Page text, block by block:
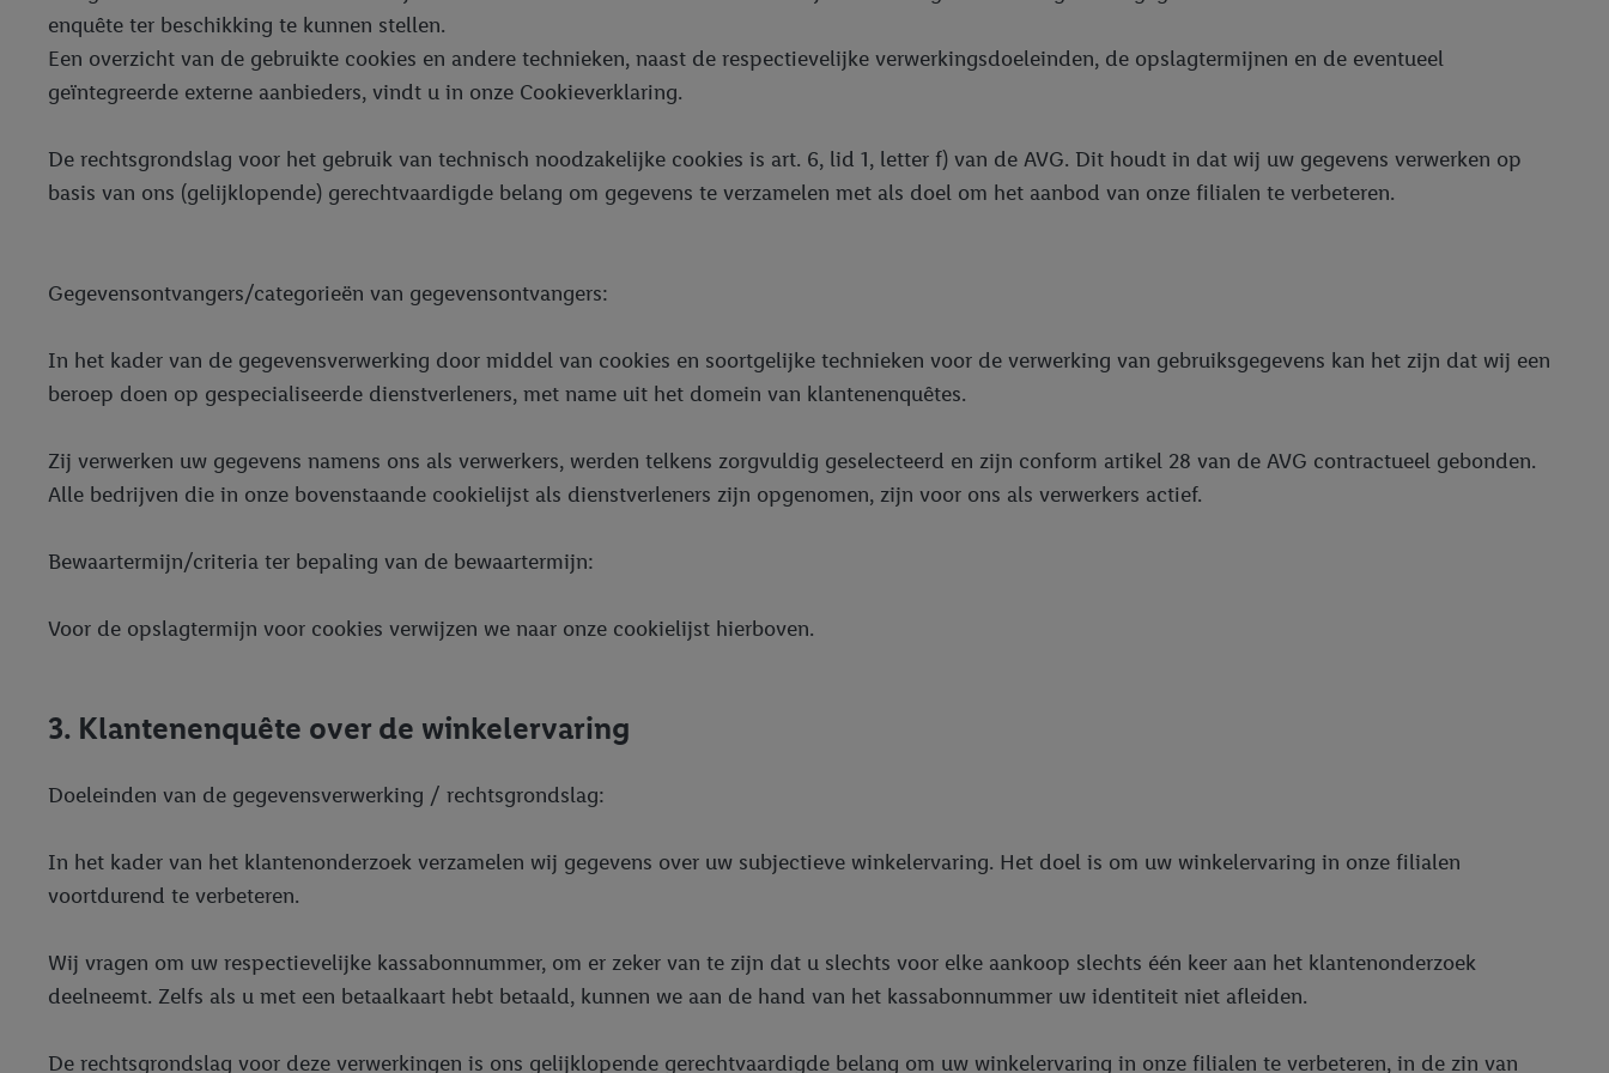
enquête ter beschikking te kunnen stellen.
Een overzicht van de gebruikte cookies en andere technieken, naast de respectievelijke verwerkingsdoeleinden, de opslagtermijnen en de eventueel
geïntegreerde externe aanbieders, vindt u in onze Cookieverklaring.
De rechtsgrondslag voor het gebruik van technisch noodzakelijke cookies is art. 6, lid 1, letter f) van de AVG. Dit houdt in dat wij uw gegevens verwerken op
basis van ons (gelijklopende) gerechtvaardigde belang om gegevens te verzamelen met als doel om het aanbod van onze filialen te verbeteren.
Gegevensontvangers/categorieën van gegevensontvangers:
In het kader van de gegevensverwerking door middel van cookies en soortgelijke technieken voor de verwerking van gebruiksgegevens kan het zijn dat wij een
beroep doen op gespecialiseerde dienstverleners, met name uit het domein van klantenenquêtes.
Zij verwerken uw gegevens namens ons als verwerkers, werden telkens zorgvuldig geselecteerd en zijn conform artikel 28 van de AVG contractueel gebonden.
Alle bedrijven die in onze bovenstaande cookielijst als dienstverleners zijn opgenomen, zijn voor ons als verwerkers actief.
Bewaartermijn/criteria ter bepaling van de bewaartermijn:
Voor de opslagtermijn voor cookies verwijzen we naar onze cookielijst hierboven.
3. Klantenenquête over de winkelervaring
Doeleinden van de gegevensverwerking / rechtsgrondslag:
In het kader van het klantenonderzoek verzamelen wij gegevens over uw subjectieve winkelervaring. Het doel is om uw winkelervaring in onze filialen
voortdurend te verbeteren.
Wij vragen om uw respectievelijke kassabonnummer, om er zeker van te zijn dat u slechts voor elke aankoop slechts één keer aan het klantenonderzoek
deelneemt. Zelfs als u met een betaalkaart hebt betaald, kunnen we aan de hand van het kassabonnummer uw identiteit niet afleiden.
De rechtsgrondslag voor deze verwerkingen is ons gelijklopende gerechtvaardigde belang om uw winkelervaring in onze filialen te verbeteren, in de zin van